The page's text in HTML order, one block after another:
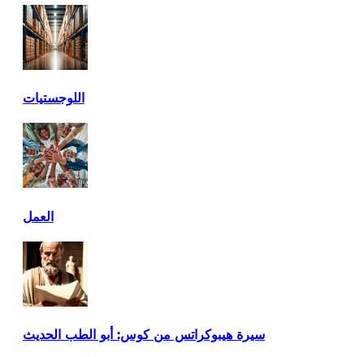
اللوجستيات
العمل
سيرة هيبوكراتس من كوس: أبو الطب الحديث